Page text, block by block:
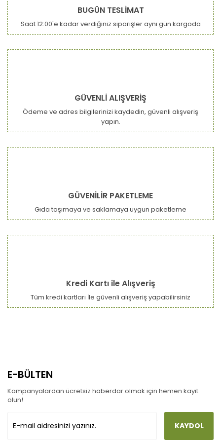
BUGÜN TESLİMAT
Saat 12:00'e kadar verdiğiniz siparişler aynı gün kargoda
GÜVENLİ ALIŞVERİŞ
Ödeme ve adres bilgilerinizi kaydedin, güvenli alışveriş
yapın.
GÜVENİLİR PAKETLEME
Gıda taşımaya ve saklamaya uygun paketleme
Kredi Kartı ile Alışveriş
Tüm kredi kartları İle güvenli alışveriş yapabilirsiniz
E-BÜLTEN
Kampanyalardan ücretsiz haberdar olmak için hemen kayıt
olun!
KAYDOL